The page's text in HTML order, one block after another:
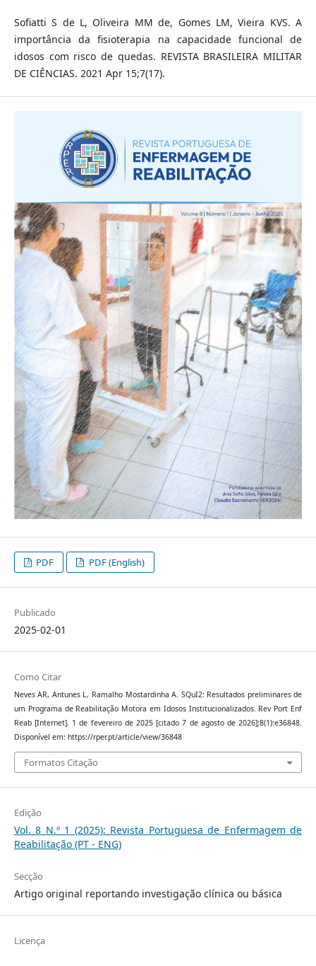
Sofiatti S de L, Oliveira MM de, Gomes LM, Vieira KVS. A
importância da fisioterapia na capacidade funcional de
idosos com risco de quedas. REVISTA BRASILEIRA MILITAR
DE CIÊNCIAS. 2021 Apr 15;7(17).
PDF PDF (English)
Publicado
2025-02-01
Como Citar
Neves AR, Antunes L, Ramalho Mostardinha A. SQuI2: Resultados preliminares de
um Programa de Reabilitação Motora em Idosos Institucionalizados. Rev Port Enf
Reab [Internet]. 1 de fevereiro de 2025 [citado 7 de agosto de 2026];8(1):e36848.
Disponível em: https://rper.pt/article/view/36848
Formatos Citação
Edição
Vol. 8 N.º 1 (2025): Revista Portuguesa de Enfermagem de
Reabilitação (PT - ENG)
Secção
Artigo original reportando investigação clínica ou básica
Licença